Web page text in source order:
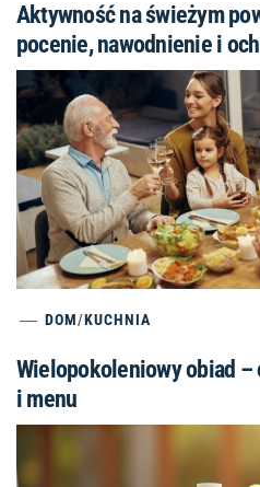
Aktywność na świeżym
pocenie, nawodnienie i
DOM/KUCHNIA
Wielopokoleniowy obiad –
i menu